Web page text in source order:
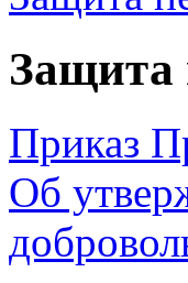
Защита
Приказ
Об